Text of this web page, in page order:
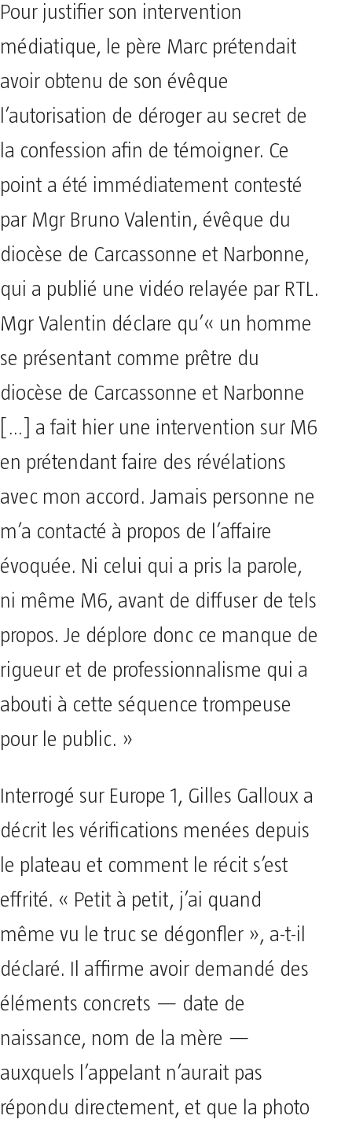
Pour justifier son intervention
médiatique, le père Marc prétendait
avoir obtenu de son évêque
l’autorisation de déroger au secret de
la confession afin de témoigner. Ce
point a été immédiatement contesté
par Mgr Bruno Valentin, évêque du
diocèse de Carcassonne et Narbonne,
qui a publié une vidéo relayée par RTL.
Mgr Valentin déclare qu’« un homme
se présentant comme prêtre du
diocèse de Carcassonne et Narbonne
[…] a fait hier une intervention sur M6
en prétendant faire des révélations
avec mon accord. Jamais personne ne
m’a contacté à propos de l’affaire
évoquée. Ni celui qui a pris la parole,
ni même M6, avant de diffuser de tels
propos. Je déplore donc ce manque de
rigueur et de professionnalisme qui a
abouti à cette séquence trompeuse
pour le public. »
Interrogé sur Europe 1, Gilles Galloux a
décrit les vérifications menées depuis
le plateau et comment le récit s’est
effrité. « Petit à petit, j’ai quand
même vu le truc se dégonfler », a-t-il
déclaré. Il affirme avoir demandé des
éléments concrets — date de
naissance, nom de la mère —
auxquels l’appelant n’aurait pas
répondu directement, et que la photo